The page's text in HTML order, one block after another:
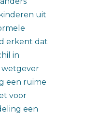
uit
erkent dat
in
wetgever
een ruime
voor
een